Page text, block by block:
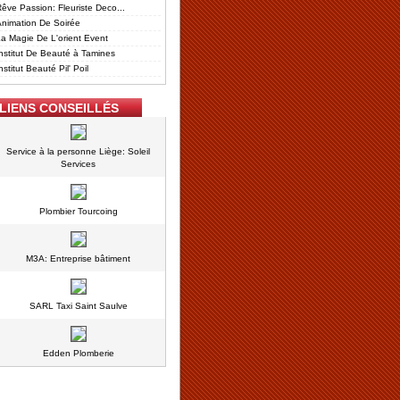
Passion: Fleuriste Deco...
De Soirée
Magie De L'orient Event
De Beauté à Tamines
Beauté Pil' Poil
LIENS CONSEILLÉS
Service à la personne Liège: Soleil
Services
Plombier Tourcoing
M3A: Entreprise bâtiment
SARL Taxi Saint Saulve
Edden Plomberie